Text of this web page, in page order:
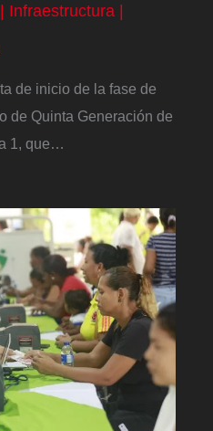
Infraestructura |
de inicio de la fase de
de Quinta Generación de
1, que…